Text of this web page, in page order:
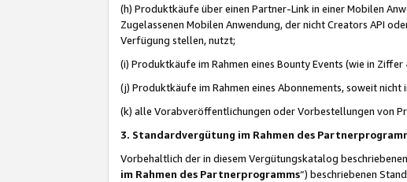
(h) Produktkäufe über einen Partner-Link in einer Mobilen
Zugelassenen Mobilen Anwendung, der nicht Creators API
Verfügung stellen, nutzt;
(i) Produktkäufe im Rahmen eines Bounty Events (wie in
(j) Produktkäufe im Rahmen eines Abonnements, soweit
(k) alle Vorabveröffentlichungen oder Vorbestellungen von
3. Standardvergütung im Rahmen des
Vorbehaltlich der in diesem Vergütungskatalog
im Rahmen des Partnerprogramms“) beschriebenen